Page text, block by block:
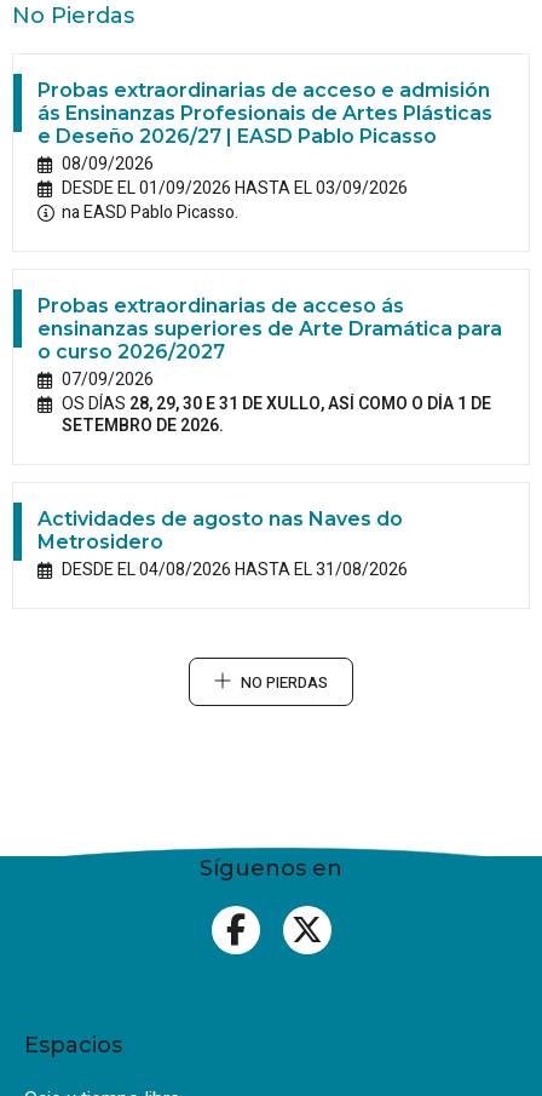
No Pierdas
Probas extraordinarias de acceso e admisión
ás Ensinanzas Profesionais de Artes Plásticas
e Deseño 2026/27 | EASD Pablo Picasso
08/09/2026
DESDE EL 01/09/2026 HASTA EL 03/09/2026
na EASD Pablo Picasso.
Probas extraordinarias de acceso ás
ensinanzas superiores de Arte Dramática para
o curso 2026/2027
07/09/2026
OS DÍAS 28, 29, 30 E 31 DE XULLO, ASÍ COMO O DÍA 1 DE
SETEMBRO DE 2026.
Actividades de agosto nas Naves do
Metrosidero
DESDE EL 04/08/2026 HASTA EL 31/08/2026
NO PIERDAS
Síguenos en
Espacios